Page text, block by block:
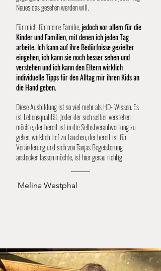
Neues das gesehen werden will.
Für mich, für meine Familie,jedoch vor allem für die
Kinder und Familien, mit denen ich jeden Tag
arbeite.Ich kann auf ihre Bedürfnisse gezielter
eingehen, ich kann sie noch besser sehen und
verstehen und ich kann den Eltern wirklich
individuelle Tipps für den Alltag mir ihren Kids an
die Hand geben.
Diese Ausbildung ist so viel mehr als HD- Wissen. Es
ist Lebensqualität. Jeder der sich selber verstehen
möchte, der bereit ist in die Selbstverantwortung zu
gehen, wirklich tief zu tauchen, der bereit ist für
Veränderung und sich von Tanjas Begeisterung
anstecken lassen möchte, ist hier genau richtig.
Melina Westphal